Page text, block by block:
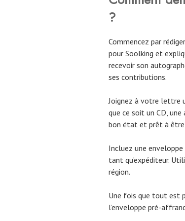
?
Commencez par
pour Soolking et
recevoir son
ses contributions.
Joignez à votre lettre
que ce soit un CD,
bon état et prêt à être
Incluez une
tant qu’expéditeur.
région.
Une fois que tout est
l’enveloppe pré-